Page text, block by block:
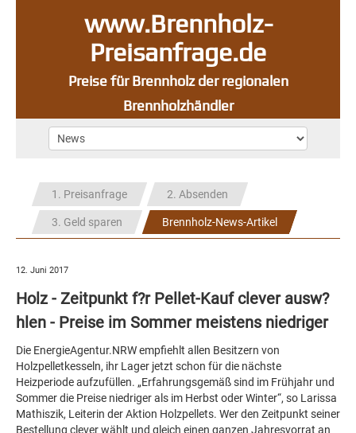
www.Brennholz-
Preisanfrage.de
Preise für Brennholz der regionalen
Brennholzhändler
1. Preisanfrage 2. Absenden
3. Geld sparen Brennholz-News-Artikel
12. Juni 2017
Holz - Zeitpunkt f?r Pellet-Kauf clever ausw?
hlen - Preise im Sommer meistens niedriger
Die EnergieAgentur.NRW empfiehlt allen Besitzern von
Holzpelletkesseln, ihr Lager jetzt schon für die nächste
Heizperiode aufzufüllen. „Erfahrungsgemäß sind im Frühjahr und
Sommer die Preise niedriger als im Herbst oder Winter“, so Larissa
Mathiszik, Leiterin der Aktion Holzpellets. Wer den Zeitpunkt seiner
Bestellung clever wählt und gleich einen ganzen Jahresvorrat an